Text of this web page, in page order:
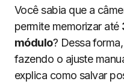
Você sabia que a
permite memorizar até
módulo? Dessa
fazendo o ajuste
explica como salvar